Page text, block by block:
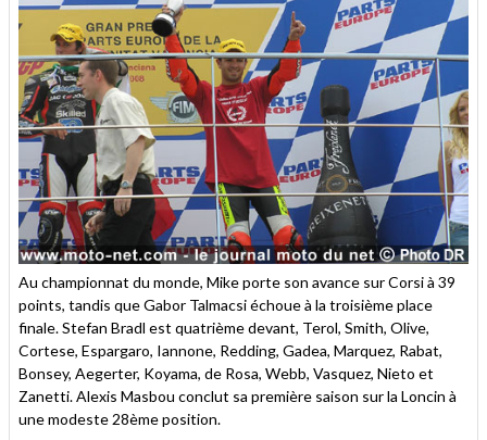
Au championnat du monde, Mike porte son avance sur Corsi à 39
points, tandis que Gabor Talmacsi échoue à la troisième place
finale. Stefan Bradl est quatrième devant, Terol, Smith, Olive,
Cortese, Espargaro, Iannone, Redding, Gadea, Marquez, Rabat,
Bonsey, Aegerter, Koyama, de Rosa, Webb, Vasquez, Nieto et
Zanetti. Alexis Masbou conclut sa première saison sur la Loncin à
une modeste 28ème position.